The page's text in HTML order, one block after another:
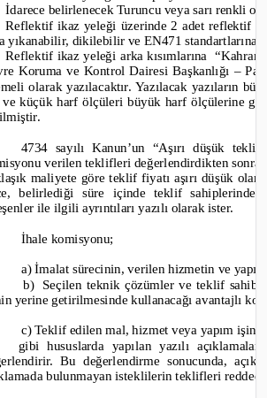
İdarece belirlenecek Turuncu veya sarı renkli
Reflektif ikaz yeleği üzerinde 2 adet reflektif
yıkanabilir, dikilebilir ve EN471 standartlarına
Reflektif ikaz yeleği arka kısımlarına
Koruma ve Kontrol Dairesi Başkanlığı –
olarak yazılacaktır. Yazılacak yazıların
küçük harf ölçüleri büyük harf ölçülerine
4734 sayılı Kanun’un “Aşırı düşük
verilen teklifleri değerlendirdikten
maliyete göre teklif fiyatı aşırı düşük
belirlediği süre içinde teklif
ile ilgili ayrıntıları yazılı olarak ister.
İhale komisyonu;
a) İmalat sürecinin, verilen hizmetin ve
b) Seçilen teknik çözümler ve teklif
yerine getirilmesinde kullanacağı avantajlı
c) Teklif edilenmal, hizmet veya yapım
gibi hususlarda yapılan yazılı
Bu değerlendirme sonucunda,
bulunmayan isteklilerin teklifleri